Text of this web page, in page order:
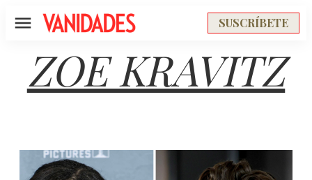
Menú SUSCRÍBETE
ZOE KRAVITZ